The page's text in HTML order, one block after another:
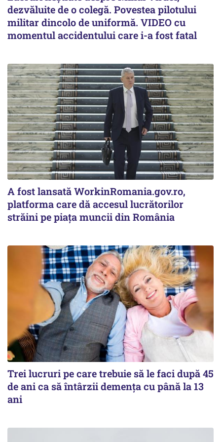
dezvăluite de o colegă. Povestea pilotului
militar dincolo de uniformă. VIDEO cu
momentul accidentului care i-a fost fatal
A fost lansată WorkinRomania.gov.ro,
platforma care dă accesul lucrătorilor
străini pe piața muncii din România
Trei lucruri pe care trebuie să le faci după 45
de ani ca să întârzii demența cu până la 13
ani